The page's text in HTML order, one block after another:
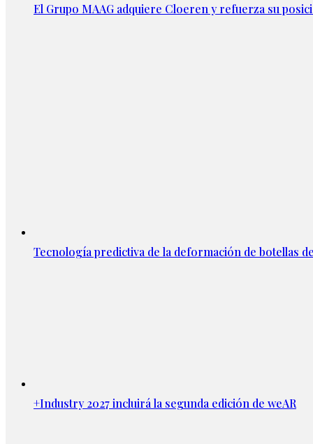
El Grupo MAAG adquiere Cloeren y refuerza su
Tecnología predictiva de la deformación de botellas
+Industry 2027 incluirá la segunda edición de weAR